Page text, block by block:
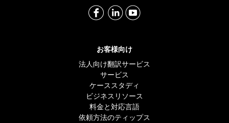
お客様向け
法人向け翻訳サービス
サービス
ケーススタディ
ビジネスリソース
料金と対応言語
依頼方法のティップス